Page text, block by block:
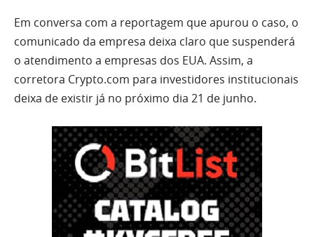
Em conversa com a reportagem que apurou o caso, o
comunicado da empresa deixa claro que suspenderá
o atendimento a empresas dos EUA. Assim, a
corretora Crypto.com para investidores institucionais
deixa de existir já no próximo dia 21 de junho.